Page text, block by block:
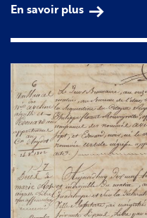
En savoir plus sur
programme
des
activités
de
la
FME
aux
Rendez-
vous
de
l'histoire